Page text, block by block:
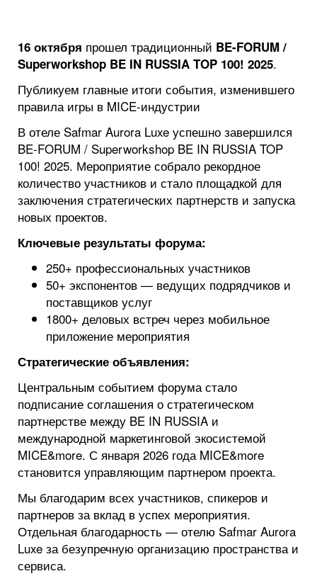
16 октября прошел традиционный BE-FORUM /
Superworkshop BE IN RUSSIA TOP 100! 2025.
Публикуем главные итоги события, изменившего
правила игры в MICE-индустрии
В отеле Safmar Aurora Luxe успешно завершился
BE-FORUM / Superworkshop BE IN RUSSIA TOP
100! 2025. Мероприятие собрало рекордное
количество участников и стало площадкой для
заключения стратегических партнерств и запуска
новых проектов.
Ключевые результаты форума:
250+ профессиональных участников
50+ экспонентов — ведущих подрядчиков и
поставщиков услуг
1800+ деловых встреч через мобильное
приложение мероприятия
Стратегические объявления:
Центральным событием форума стало
подписание соглашения о стратегическом
партнерстве между BE IN RUSSIA и
международной маркетинговой экосистемой
MICE&more. С января 2026 года MICE&more
становится управляющим партнером проекта.
Мы благодарим всех участников, спикеров и
партнеров за вклад в успех мероприятия.
Отдельная благодарность — отелю Safmar Aurora
Luxe за безупречную организацию пространства и
сервиса.